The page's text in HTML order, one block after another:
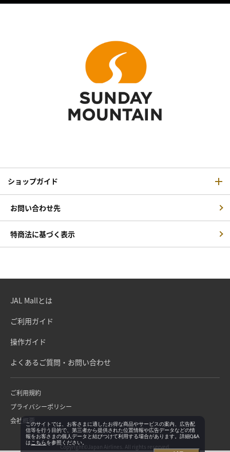
ショップガイド
お問い合わせ先
特商法に基づく表示
JAL Mallとは
ご利用ガイド
操作ガイド
よくあるご質問・お問い合わせ
ご利用規約
プライバシーポリシー
会社概要
Copyright©Japan Airlines. All rights reserved.
このサイトでは、お客さまに適したお得な商品やサービスの案内、広告配
信等を行う目的で、第三者から提供された位置情報や広告データなどの情
報をお客さまの個人データと結びつけて利用する場合があります。詳細Q&A
は こちらを参照ください。